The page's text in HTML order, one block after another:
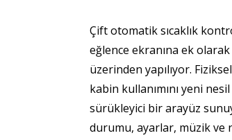
Çift otomatik sıcaklık
eğlence ekranına ek
üzerinden yapılıyor.
kabin kullanımını yeni
sürükleyici bir arayüz
durumu, ayarlar, müzik ve